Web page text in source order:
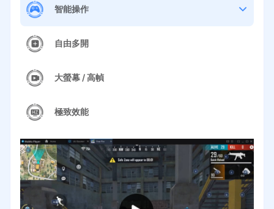
智能操作
自由多開
大螢幕 / 高幀
極致效能